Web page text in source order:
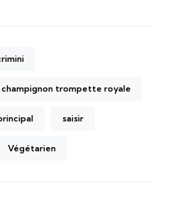
champignon trompette royale
saisir
Végétarien